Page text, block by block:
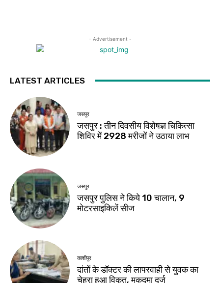
- Advertisement -
LATEST ARTICLES
जसपुर
जसपुर : तीन दिवसीय विशेषज्ञ चिकित्सा
शिविर में 2928 मरीजों ने उठाया लाभ
जसपुर
जसपुर पुलिस ने किये 10 चालान, 9
मोटरसाइकिलें सीज
काशीपुर
दांतों के डॉक्टर की लापरवाही से युवक का
चेहरा हुआ विकृत, मुकदमा दर्ज